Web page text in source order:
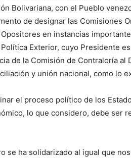
Bolivariana, con el Pueblo
de designar las Comisiones
en instancias
Exterior, cuyo Presidente
de la Comisión de Contraloría
y unión nacional, como lo
el proceso político de los
lo que considero, debe ser
se ha solidarizado al igual que